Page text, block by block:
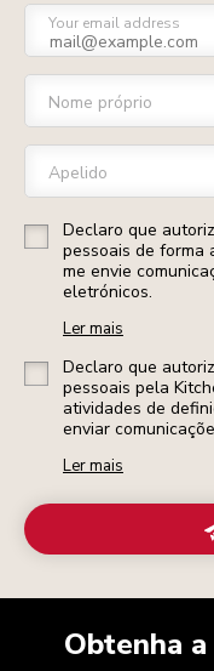
Your email address
Nome próprio
Apelido
Declaro que
pessoais de forma
me envie
eletrónicos.
Ler mais
Declaro que
pessoais pela
atividades de
enviar
Ler mais
Obtenha